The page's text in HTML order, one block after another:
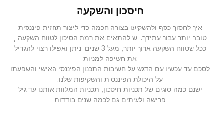
חיסכון והשקעה
איך לחסוך כסף ולהשקיעו בצורה חכמה כדי ליצור תחזית פיננסית
טובה יותר עבור עתידך. יש להתאים את רמת הסיכון לטווח השקעה ,
ככל שטווח השקעה ארוך יותר, מעל 3 שנים ,ניתן ואפילו רצוי להגדיל
את חשיפה למניות
לסכם עד עכשיו עם הדגש על חשיבות התכנון הפיננסי האישי והשפעתו
על היכולת הפיננסית והשקיפות שלנו.
ישנם כמה סוגים של תכניות חיסכון, תכניות המלוות אותנו עד גיל
פרישה ולעיתים גם לכמה שנים בודדות